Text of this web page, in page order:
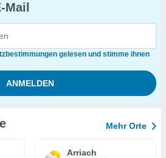
Mail
gelesen und stimme ihnen
Mehr Orte
Arriach